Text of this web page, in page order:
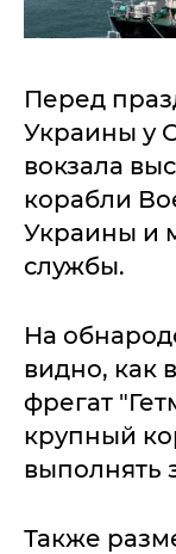
Перед
Украины у
вокзала
корабли
Украины и
службы.
На
видно, как
фрегат
крупный
выполнять
Также